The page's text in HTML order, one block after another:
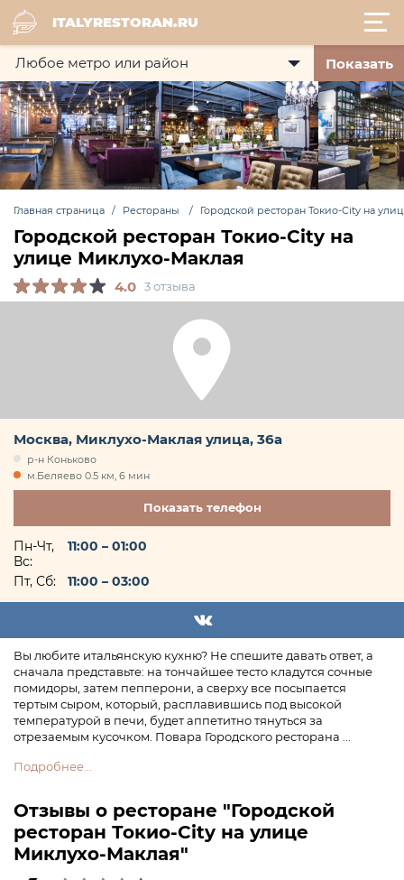
ITALYRESTORAN.RU
Показать
Главная страница Рестораны Городской ресторан Токио-City на
Городской ресторан Токио-City на
улице Миклухо-Маклая
4.0 3 отзыва
Москва, Миклухо-Маклая улица, 36а
р-н Коньково
м.Беляево 0.5 км, 6 мин
Показатьтелефон
Пн-Чт,
Вс:
11:00 – 01:00
Пт, Сб: 11:00 – 03:00
Вы любите итальянскую кухню? Не спешите давать ответ, а
сначала представьте: на тончайшее тесто кладутся сочные
помидоры, затем пепперони, а сверху все посыпается
тертым сыром, который, расплавившись под высокой
температурой в печи, будет аппетитно тянуться за
отрезаемым кусочком. Повара Городского ресторана ...
Подробнее...
Отзывы о ресторане "Городской
ресторан Токио-City на улице
Миклухо-Маклая"